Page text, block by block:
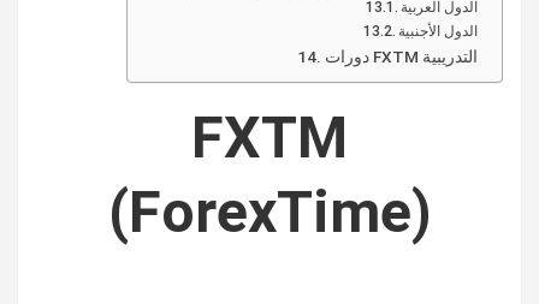
الدول العربية
الدول الأجنبية
دورات FXTM التدريبية
FXTM
(ForexTime)